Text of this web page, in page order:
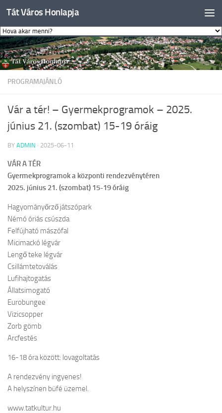
Skip to content
Tát Város Honlapja
PROGRAMAJÁNLÓ
Vár a tér! – Gyermekprogramok – 2025.
június 21. (szombat) 15-19 óráig
BY ADMIN · 2025-06-11
VÁR A TÉR
Gyermekprogramok a központi rendezvénytéren
2025. június 21. (szombat) 15-19 óráig
Hagyományőrző játszópark
Némó óriás csúszda
Felfújható mászófal
Micimackó légvár
Lengő teke légvár
Csillámtetoválás
Lufihajtogatás
Állatsimogató
Eurobungee
Vizicsopper
Zorb gömb
Arcfestés
16-18 óra között: lovagoltatás
A rendezvény ingyenes!
A helyszínen büfé üzemel.
www.tatkultur.hu